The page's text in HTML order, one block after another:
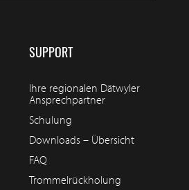
SUPPORT
Ihre regionalen Dätwyler
Ansprechpartner
Schulung
Downloads – Übersicht
FAQ
Trommelrückholung